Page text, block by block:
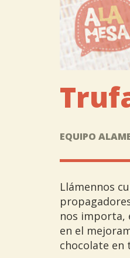
EQUIPO
Llámennos
nos importa,
en el
chocolate en